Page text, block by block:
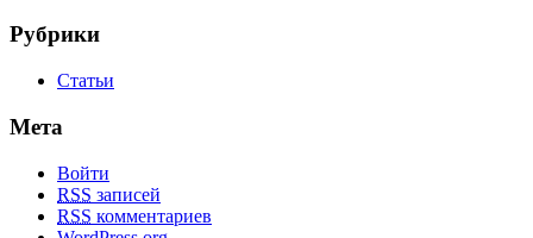
Рубрики
Статьи
Мета
Войти
RSS записей
RSS комментариев